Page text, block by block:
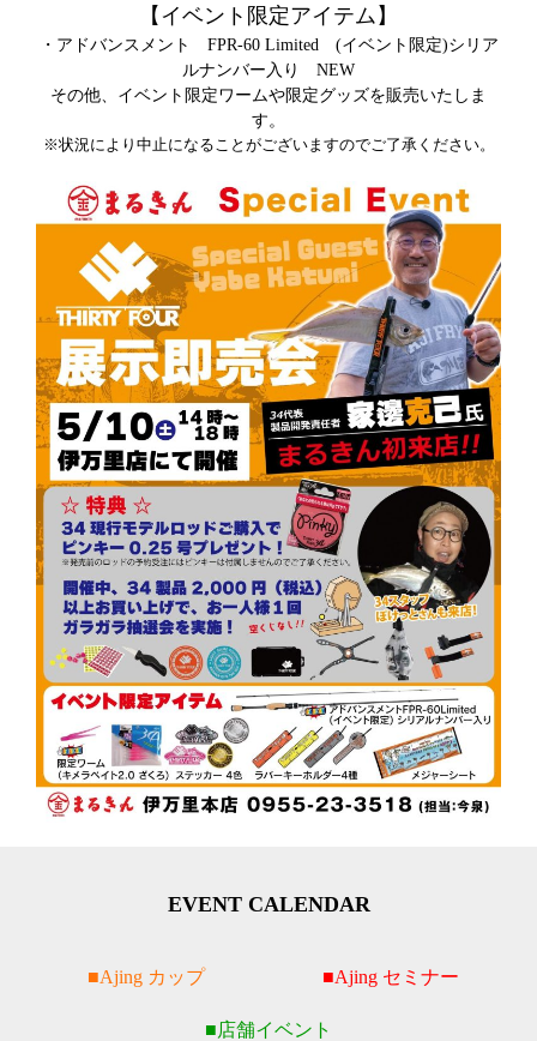
【イベント限定アイテム】
・アドバンスメント FPR-60 Limited (イベント限定)シリア
ルナンバー入り NEW
その他、イベント限定ワームや限定グッズを販売いたしま
す。
※状況により中止になることがございますのでご了承ください。
EVENT CALENDAR
Ajing カップ Ajing セミナー
店舗イベント